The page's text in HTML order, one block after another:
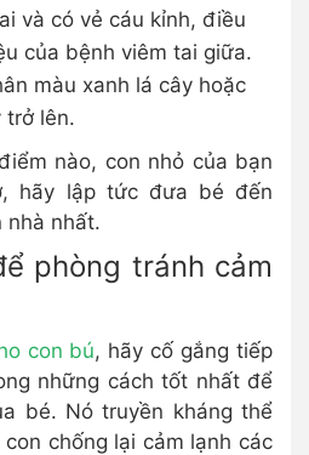
và có vẻ cáu kỉnh, điều
của bệnh viêm tai giữa.
màu xanh lá cây hoặc
trở lên.
nào, con nhỏ của bạn
hãy lập tức đưa bé đến
nhà nhất.
phòng tránh cảm
con bú, hãy cố gắng tiếp
những cách tốt nhất để
bé. Nó truyền kháng thể
chống lại cảm lạnh các